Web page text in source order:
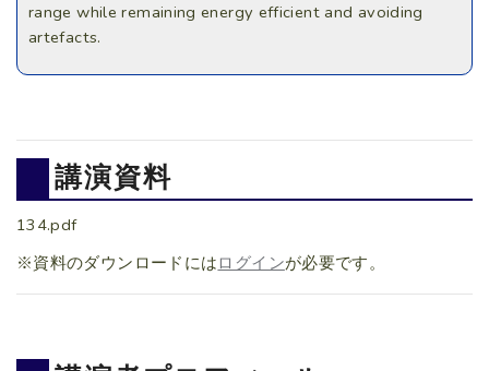
range while remaining energy efficient and avoiding
artefacts.
講演資料
134.pdf
※資料のダウンロードには ログインが必要です。